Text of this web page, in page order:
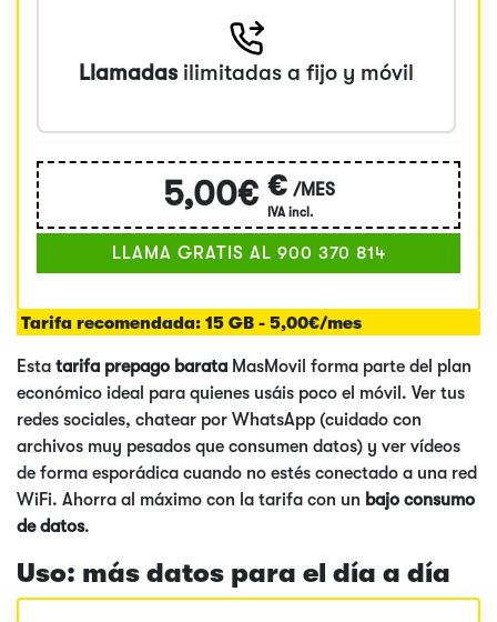
Llamadas ilimitadas a fijo y móvil
5,00€ € /MES
IVA incl.
LLAMA GRATIS AL 900 370 814
Tarifa recomendada: 15 GB - 5,00€/mes
Esta tarifa prepago barata MasMovil forma parte del plan
económico ideal para quienes usáis poco el móvil. Ver tus
redes sociales, chatear por WhatsApp (cuidado con
archivos muy pesados que consumen datos) y ver vídeos
de forma esporádica cuando no estés conectado a una red
WiFi. Ahorra al máximo con la tarifa con un bajo consumo
de datos.
Uso: más datos para el día a día